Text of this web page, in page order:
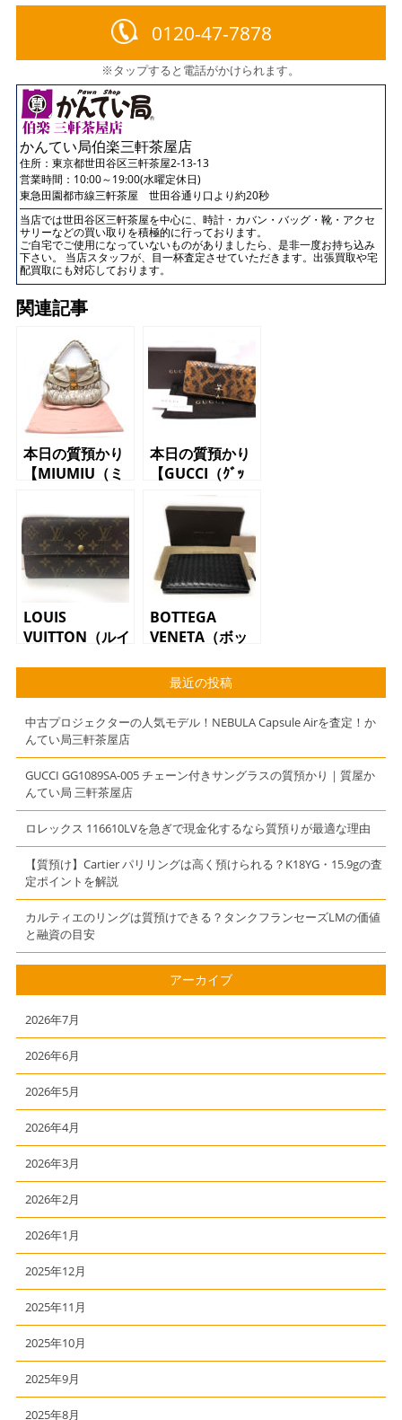
0120-47-7878
※タップすると電話がかけられます。
かんてい局伯楽三軒茶屋店
住所： 東京都世田谷区三軒茶屋2-13-13
営業時間：10:00～19:00(水曜定休日)
東急田園都市線三軒茶屋 世田谷通り口より約20秒
当店では世田谷区三軒茶屋を中心に、時計・カバン・バッグ・靴・アクセ
サリーなどの買い取りを積極的に行っております。
ご自宅でご使用になっていないものがありましたら、是非一度お持ち込み
下さい。 当店スタッフが、目一杯査定させていただきます。出張買取や宅
配買取にも対応しております。
関連記事
本日の質預かり
【MIUMIU（ミ
ンドバッグ】
本日の質預かり
【GUCCI（ｸﾞｯ
ﾁ）長財布
290745.534563
パイソン タイ
ガ―ヘッド】
LOUIS
VUITTON（ルイ
ポルトフォイユ
サラ モノグラ
ム
BOTTEGA
VENETA（ボッ
財布 イントレ
チャート ブラ
ック レザー
最近の投稿
中古プロジェクターの人気モデル！NEBULA Capsule Airを査定！か
んてい局三軒茶屋店
GUCCI GG1089SA-005 チェーン付きサングラスの質預かり｜質屋か
んてい局 三軒茶屋店
ロレックス 116610LVを急ぎで現金化するなら質預りが最適な理由
【質預け】Cartier パリリングは高く預けられる？K18YG・15.9gの査
定ポイントを解説
カルティエのリングは質預けできる？タンクフランセーズLMの価値
と融資の目安
アーカイブ
2026年7月
2026年6月
2026年5月
2026年4月
2026年3月
2026年2月
2026年1月
2025年12月
2025年11月
2025年10月
2025年9月
2025年8月